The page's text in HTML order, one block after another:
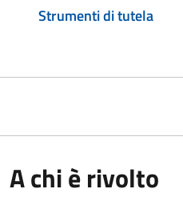
Strumenti di tutela
A chi è rivolto